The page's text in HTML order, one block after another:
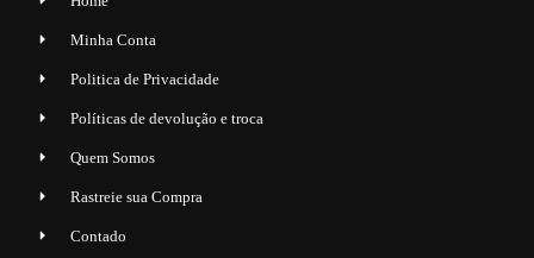
Minha Conta
Politica de Privacidade
Políticas de devolução e troca
Quem Somos
Rastreie sua Compra
Contado